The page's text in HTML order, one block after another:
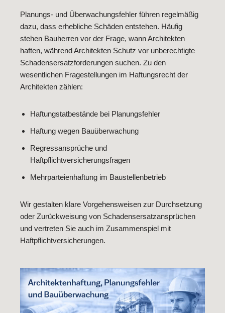
Planungs- und Überwachungsfehler führen regelmäßig
dazu, dass erhebliche Schäden entstehen. Häufig
stehen Bauherren vor der Frage, wann Architekten
haften, während Architekten Schutz vor unberechtigte
Schadensersatzforderungen suchen. Zu den
wesentlichen Fragestellungen im Haftungsrecht der
Architekten zählen:
Haftungstatbestände bei Planungsfehler
Haftung wegen Bauüberwachung
Regressansprüche und
Haftpflichtversicherungsfragen
Mehrparteienhaftung im Baustellenbetrieb
Wir gestalten klare Vorgehensweisen zur Durchsetzung
oder Zurückweisung von Schadensersatzansprüchen
und vertreten Sie auch im Zusammenspiel mit
Haftpflichtversicherungen.